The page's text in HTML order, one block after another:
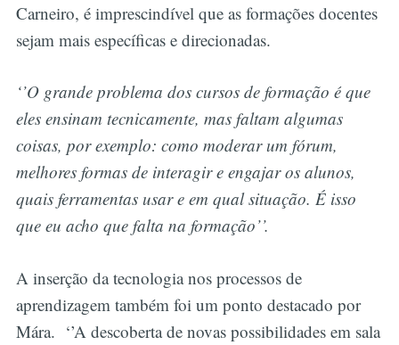
Carneiro, é imprescindível que as formações docentes
sejam mais específicas e direcionadas.
‘’O grande problema dos cursos de formação é que
eles ensinam tecnicamente, mas faltam algumas
coisas, por exemplo: como moderar um fórum,
melhores formas de interagir e engajar os alunos,
quais ferramentas usar e em qual situação. É isso
que eu acho que falta na formação’’.
A inserção da tecnologia nos processos de
aprendizagem também foi um ponto destacado por
Mára. ‘’A descoberta de novas possibilidades em sala